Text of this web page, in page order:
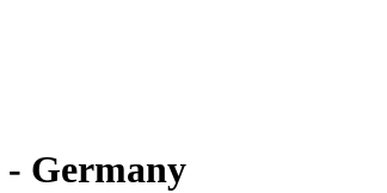
- Germany